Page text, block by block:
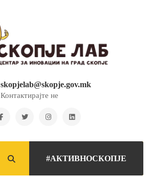
skopjelab@skopje.gov.mk
Контактирајте не
#АКТИВНОСКОПЈЕ